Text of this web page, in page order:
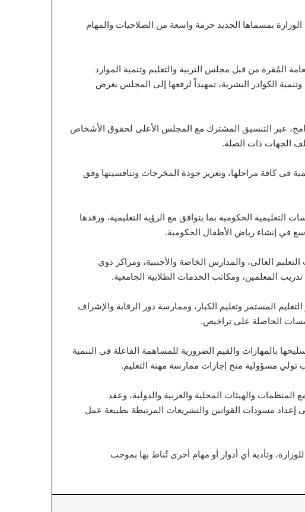
بمسماها الجديد حزمة واسعة من الصلاحيات والمهام
المُقرة من قبل مجلس التربية والتعليم وتنمية الموارد
الكوادر البشرية، تمهيداً لرفعها إلى المجلس بغرض
عبر التنسيق المشترك مع المجلس الأعلى لحقوق الأشخاص
الجهات ذات الصلة.
في كافة مراحلها، وتعزيز جودة المخرجات وتنافسيتها وفق
التعليمية الحكومية بما يتوافق مع الرؤية التعليمية، ورفدها
في إنشاء رياض الأطفال الحكومية.
العالي، والمدارس الخاصة والأجنبية، ومراكز ذوي
المعلمين، ومكاتب الخدمات الطلابية الجامعية.
المستمر وتعليم الكبار، وممارسة دور الرقابة والإشراف
الحاصلة على تراخيص.
بالمهارات والقيم الضرورية للمساهمة الفاعلة في التنمية
تولي مسؤولية منح إجازات ممارسة مهنة التعليم.
المنظمات والهيئات المحلية والعربية والدولية، وعقد
إعداد مسودات القوانين والتشريعات المرتبطة بطبيعة عمل
للوزارة، وتأدية أي أدوار أو مهام أخرى تُناط بها بموجب